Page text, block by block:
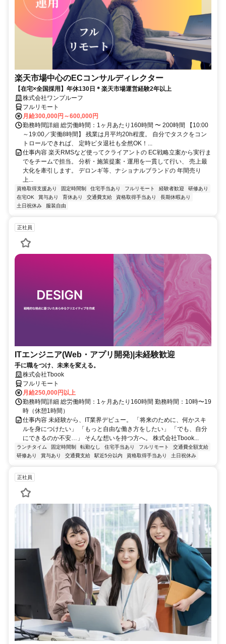
楽天市場中心のECコンサルディレクター
【在宅×全国採用】年休130日＊楽天市場運営経験2年以上
株式会社ワンプルーフ
フルリモート
月給300,000円～600,000円
勤務時間詳細 総労働時間：1ヶ月あたり160時間 〜 200時間 【10:00
～19:00／実働8時間】 残業は月平均20h程度。 自分でタスクをコン
トロールできれば、 定時ピタ退社も全然OK！...
仕事内容 楽天RMSなど使ってクライアントの EC戦略立案から実行ま
でをチームで担当。 分析・施策提案・運用を一貫して行い、 売上最
大化を牽引します。 デロンギ等、ナショナルブランドの 年間売り
上...
資格取得支援あり 固定時間制 住宅手当あり フルリモート 経験者歓迎
研修あり
在宅OK
賞与あり 育休あり 交通費支給 資格取得手当あり
長期休暇あり
土日祝休み
服装自由
正社員
ITエンジニア(Web・アプリ開発)|未経験歓迎
手に職をつけ、未来を変える。
株式会社Tbook
フルリモート
月給250,000円以上
勤務時間詳細 総労働時間：1ヶ月あたり160時間 勤務時間：10時〜19
時（休憩1時間）
仕事内容 未経験から、IT業界デビュー。 「将来のために、何かスキ
ルを身につけたい」 「もっと自由な働き方をしたい」 「でも、自分
にできるのか不安…」 そんな想いを持つ方へ。 株式会社Tbook...
ランチタイム 固定時間制 転勤なし 住宅手当あり フルリモート
交通費全額支給
研修あり
賞与あり 交通費支給 駅近5分以内 資格取得手当あり 土日祝休み
正社員